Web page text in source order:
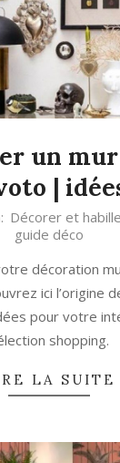
un
|
Décorer et
guide déco
décoration
ici l’origine
pour votre
shopping.
LA SUITE